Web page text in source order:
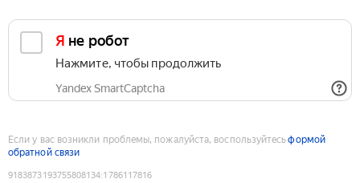
Я не робот
Нажмите, чтобы продолжить
Yandex SmartCaptcha
Если у вас возникли проблемы, пожалуйста, воспользуйтесьформой
обратной связи
9183873193755808134:1786117816